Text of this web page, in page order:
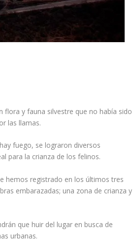
flora y fauna silvestre que no había sido
las llamas.
fuego, se lograron diversos
para la crianza de los felinos.
hemos registrado en los últimos tres
embarazadas; una zona de crianza y
que huir del lugar en busca de
urbanas.